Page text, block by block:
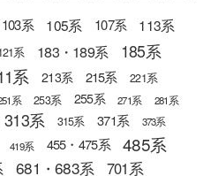
103系 105系 107系 113系
系 183・189系 185系
系 213系 215系 221系
系 253系 255系 271系
281系
313系 315系 371系 373系
419系 455・475系 485系
681・683系 701系